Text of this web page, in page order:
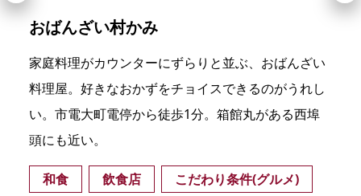
おばんざい村かみ
家庭料理がカウンターにずらりと並ぶ、おばんざい
料理屋。好きなおかずをチョイスできるのがうれし
い。市電大町電停から徒歩1分。箱館丸がある西埠
頭にも近い。
和食 飲食店 こだわり条件(グルメ)